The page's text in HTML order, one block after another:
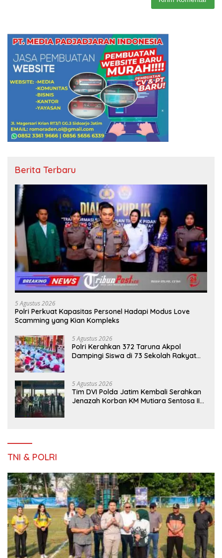
Berita Terbaru
5 Agustus 2026
Polri Perkuat Kapasitas Personel Hadapi Modus Love
Scamming yang Kian Kompleks
5 Agustus 2026
Polri Kerahkan 372 Taruna Akpol
Dampingi Siswa di 73 Sekolah Rakyat
5 Agustus 2026
Tim DVI Polda Jatim Kembali Serahkan
Jenazah Korban KM Mutiara Sentosa II
TNI & POLRI